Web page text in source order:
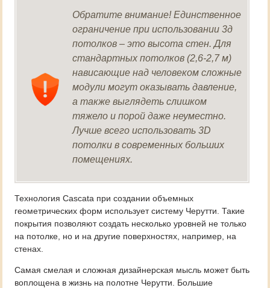
Обратите внимание! Единственное
ограничение при использовании 3д
потолков – это высота стен. Для
стандартных потолков (2,6-2,7 м)
нависающие над человеком сложные
модули могут оказывать давление,
а также выглядеть слишком
тяжело и порой даже неуместно.
Лучше всего использовать 3D
потолки в современных больших
помещениях.
Технология Cascata при создании объемных
геометрических форм использует систему Черутти. Такие
покрытия позволяют создать несколько уровней не только
на потолке, но и на другие поверхностях, например, на
стенах.
Самая смелая и сложная дизайнерская мысль может быть
воплощена в жизнь на полотне Черутти. Большие